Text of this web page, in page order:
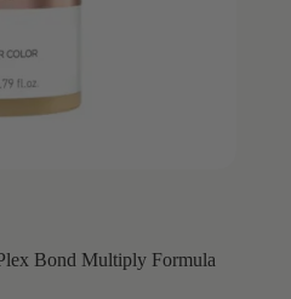
Bond Multiply Formula